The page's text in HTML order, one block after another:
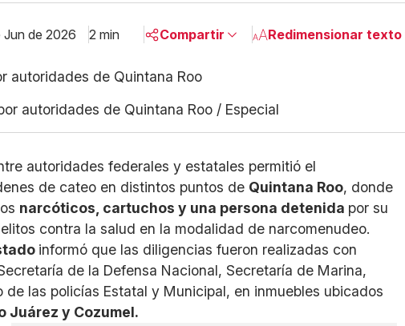
Jun de 2026 2 min Compartir
Linkedin
Facebook
Copiar enlace
Redimensionar texto
autoridades de Quintana Roo / Especial
autoridades federales y estatales permitió el
de cateo en distintos puntos de Quintana Roo, donde
narcóticos, cartuchos y una persona detenida por su
contra la salud en la modalidad de narcomenudeo.
informó que las diligencias fueron realizadas con
de la Defensa Nacional, Secretaría de Marina,
de las policías Estatal y Municipal, en inmuebles ubicados
Juárez y Cozumel.